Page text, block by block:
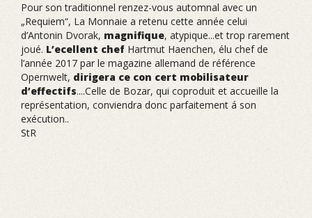
Pour son traditionnel renzez-vous automnal avec un
„Requiem“, La Monnaie a retenu cette année celui
d’Antonin Dvorak, magnifique, atypique...et trop rarement
joué. L’ecellent chef Hartmut Haenchen, élu chef de
l’année 2017 par le magazine allemand de référence
Opernwelt, dirigera ce con cert mobilisateur
d’effectifs....Celle de Bozar, qui coproduit et accueille la
représentation, conviendra donc parfaitement á son
exécution..
StR